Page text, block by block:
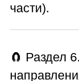
части).
🧲 Раздел